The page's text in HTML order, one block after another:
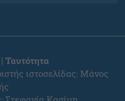
ιστοσελίδας: Μάνος